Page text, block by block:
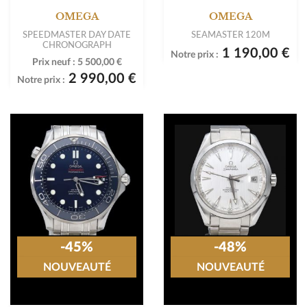
OMEGA
SPEEDMASTER DAY DATE
CHRONOGRAPH
Prix neuf : 5 500,00 €
Notre prix : 2 990,00 €
OMEGA
SEAMASTER 120M
Notre prix : 1 190,00 €
-45%
NOUVEAUTÉ
-48%
NOUVEAUTÉ